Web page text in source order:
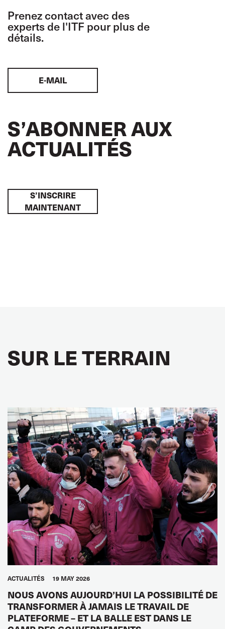
Prenez contact avec des
experts de l'ITF pour plus de
détails.
E-MAIL
S’ABONNER AUX
ACTUALITÉS
S’INSCRIRE
MAINTENANT
SUR LE TERRAIN
ACTUALITÉS 19 MAY 2026
NOUS AVONS AUJOURD’HUI LA POSSIBILITÉ DE
TRANSFORMER À JAMAIS LE TRAVAIL DE
PLATEFORME – ET LA BALLE EST DANS LE